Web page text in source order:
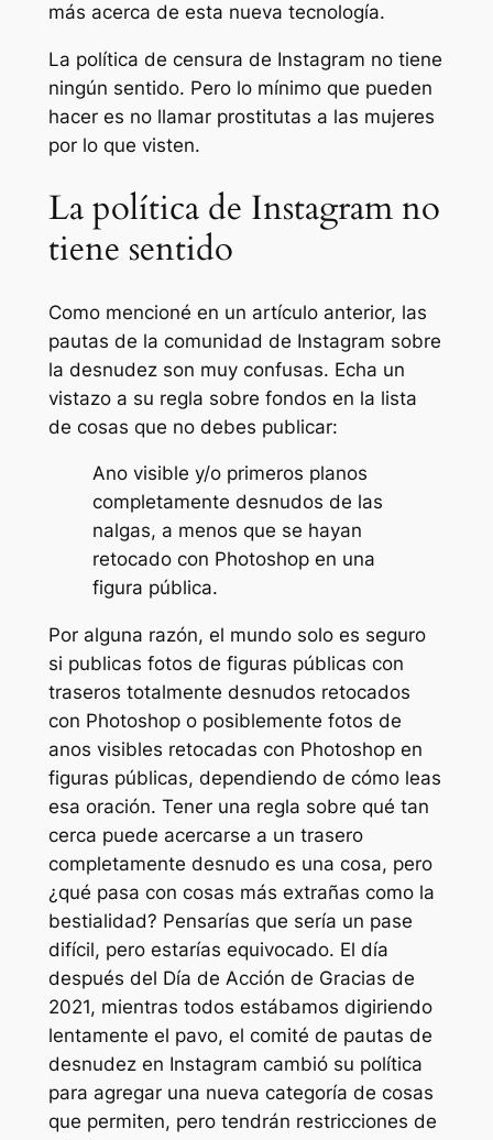
más acerca de esta nueva tecnología.
La política de censura de Instagram no tiene
ningún sentido. Pero lo mínimo que pueden
hacer es no llamar prostitutas a las mujeres
por lo que visten.
La política de Instagram no
tiene sentido
Como mencioné en un artículo anterior, las
pautas de la comunidad de Instagram sobre
la desnudez son muy confusas. Echa un
vistazo a su regla sobre fondos en la lista
de cosas que no debes publicar:
Ano visible y/o primeros planos
completamente desnudos de las
nalgas, a menos que se hayan
retocado con Photoshop en una
figura pública.
Por alguna razón, el mundo solo es seguro
si publicas fotos de figuras públicas con
traseros totalmente desnudos retocados
con Photoshop o posiblemente fotos de
anos visibles retocadas con Photoshop en
figuras públicas, dependiendo de cómo leas
esa oración. Tener una regla sobre qué tan
cerca puede acercarse a un trasero
completamente desnudo es una cosa, pero
¿qué pasa con cosas más extrañas como la
bestialidad? Pensarías que sería un pase
difícil, pero estarías equivocado. El día
después del Día de Acción de Gracias de
2021, mientras todos estábamos digiriendo
lentamente el pavo, el comité de pautas de
desnudez en Instagram cambió su política
para agregar una nueva categoría de cosas
que permiten, pero tendrán restricciones de